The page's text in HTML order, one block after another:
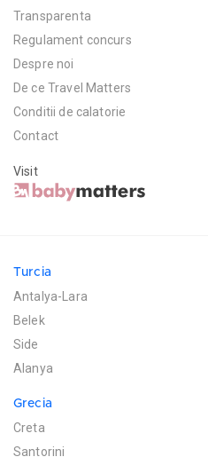
Transparenta
Regulament concurs
Despre noi
De ce Travel Matters
Conditii de calatorie
Contact
Visit
Turcia
Antalya-Lara
Belek
Side
Alanya
Grecia
Creta
Santorini